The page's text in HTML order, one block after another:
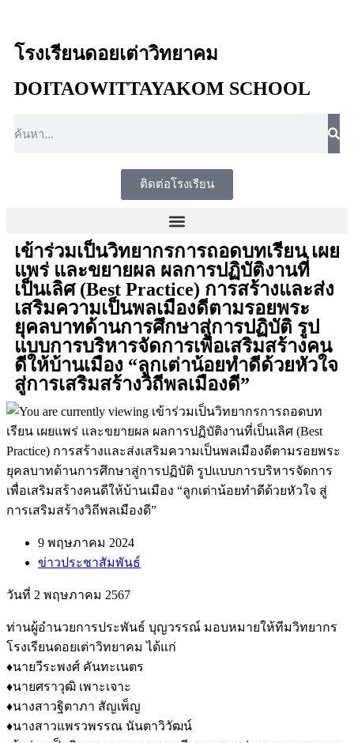
โรงเรียนดอยเต่าวิทยาคม
DOITAOWITTAYAKOM SCHOOL
ติดต่อโรงเรียน
เข้าร่วมเป็นวิทยากรการถอดบทเรียน เผย
แพร่ และขยายผล ผลการปฏิบัติงานที่
เป็นเลิศ (Best Practice) การสร้างและส่ง
เสริมความเป็นพลเมืองดีตามรอยพระ
ยุคลบาทด้านการศึกษาสู่การปฏิบัติ รูป
แบบการบริหารจัดการเพื่อเสริมสร้างคน
ดีให้บ้านเมือง “ลูกเต่าน้อยทำดีด้วยหัวใจ
สู่การเสริมสร้างวิถีพลเมืองดี”
9 พฤษภาคม 2024
ข่าวประชาสัมพันธ์
วันที่ 2 พฤษภาคม 2567
ท่านผู้อำนวยการประพันธ์ บุญวรรณ์ มอบหมายให้ทีมวิทยากร
โรงเรียนดอยเต่าวิทยาคม ได้แก่
♦️นายวีระพงศ์ คันทะเนตร
♦️นายศราวุฒิ เพาะเจาะ
♦️นางสาวฐิตาภา สัญเพ็ญ
♦️นางสาวแพรวพรรณ นันตาวิวัฒน์